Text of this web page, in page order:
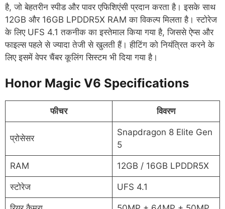
है, जो बेहतरीन स्पीड और पावर एफिशिएंसी प्रदान करता है। इसके साथ
12GB और 16GB LPDDR5X RAM का विकल्प मिलता है। स्टोरेज
के लिए UFS 4.1 तकनीक का इस्तेमाल किया गया है, जिससे ऐप्स और
फाइल्स पहले से ज्यादा तेजी से खुलती हैं। हीटिंग को नियंत्रित करने के
लिए इसमें वेपर चैंबर कूलिंग सिस्टम भी दिया गया है।
Honor Magic V6 Specifications
फीचर विवरण
प्रोसेसर
Snapdragon 8 Elite Gen
5
RAM 12GB / 16GB LPDDR5X
स्टोरेज UFS 4.1